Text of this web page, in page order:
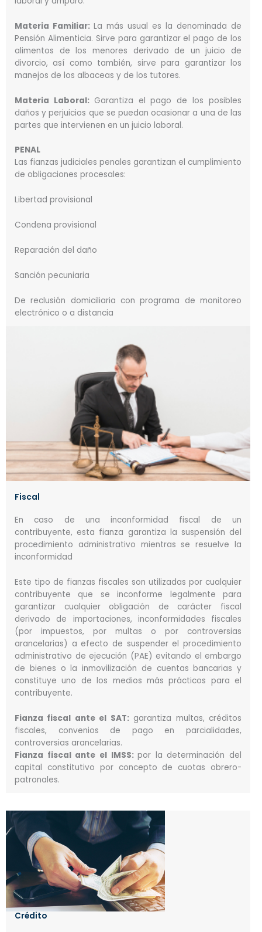
Materia Familiar: La más usual es la denominada de
Pensión Alimenticia. Sirve para garantizar el pago de los
alimentos de los menores derivado de un juicio de
divorcio, así como también, sirve para garantizar los
manejos de los albaceas y de los tutores.
Materia Laboral: Garantiza el pago de los posibles
daños y perjuicios que se puedan ocasionar a una de las
partes que intervienen en un juicio laboral.
PENAL
Las fianzas judiciales penales garantizan el cumplimiento
de obligaciones procesales:
Libertad provisional
Condena provisional
Reparación del daño
Sanción pecuniaria
De reclusión domiciliaria con programa de monitoreo
electrónico o a distancia
Fiscal
En caso de una inconformidad fiscal de un
contribuyente, esta fianza garantiza la suspensión del
procedimiento administrativo mientras se resuelve la
inconformidad
Este tipo de fianzas fiscales son utilizadas por cualquier
contribuyente que se inconforme legalmente para
garantizar cualquier obligación de carácter fiscal
derivado de importaciones, inconformidades fiscales
(por impuestos, por multas o por controversias
arancelarias) a efecto de suspender el procedimiento
administrativo de ejecución (PAE) evitando el embargo
de bienes o la inmovilización de cuentas bancarias y
constituye uno de los medios más prácticos para el
contribuyente.
Fianza fiscal ante el SAT:garantiza multas, créditos
fiscales, convenios de pago en parcialidades,
controversias arancelarias.
Fianza fiscal ante el IMSS:por la determinación del
capital constitutivo por concepto de cuotas obrero-
patronales.
Crédito